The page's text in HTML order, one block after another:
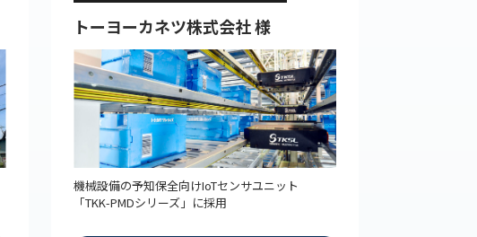
トーヨーカネツ株式会社 様
機械設備の予知保全向けIoTセンサユニット
「TKK-PMDシリーズ」に採用